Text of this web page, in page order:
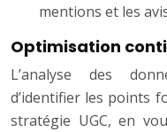
mentions et les
Optimisation
L’analyse des
d’identifier les points
stratégie UGC, en